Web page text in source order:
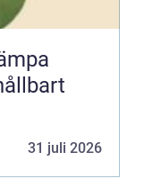
31 juli 2026